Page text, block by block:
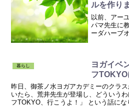
ルを作り
以前、アー
パマ先生に
ーダハーブ
そ半年越し
暮らし
ヨガイベ
フTOKYO
昨日、御茶ノ水ヨガアカデミーのクラ
いたら、荒井先生が登場し、どういう
フTOKYO、行こうよ！」 という話に